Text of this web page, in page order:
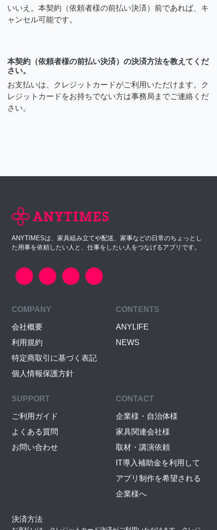
いいえ。本契約（依頼者様の前払い決済）前であれば、キ
ャンセル可能です。
本契約（依頼者様の前払い決済）の決済方法を教えてくだ
さい。
お支払いは、クレジットカードがご利用いただけます。ク
レジットカードをお持ちでない方は事務局までご連絡くだ
さい。
ANYTIMESは、家具組み立てや配送、家事などの日常のちょっとし
た用事を依頼したい人と、仕事をしたい人をつなげるアプリです。
COMPANY
会社概要
利用規約
特定商取引に基づく表記
個人情報保護方針
CONTENTS
ANYLIFE
NEWS
SUPPORT
ご利用ガイド
よくある質問
お問い合わせ
CONTACT
企業様・自治体様
家具関連会社様
取材・講演依頼
IT導入補助金を利用して
アプリ制作を希望される
企業様へ
決済方法